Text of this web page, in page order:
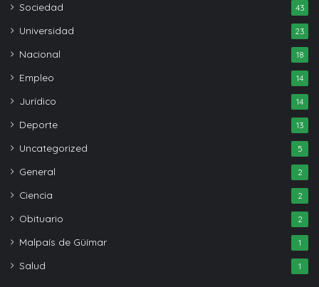
Sociedad 43
Universidad 23
Nacional 18
Empleo 14
Jurídico 14
Deporte 13
Uncategorized 5
General 2
Ciencia 2
Obituario 2
Malpaís de Güímar 1
Salud 1